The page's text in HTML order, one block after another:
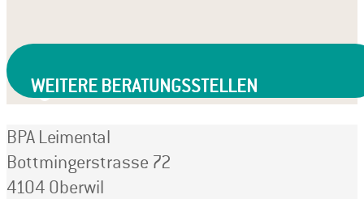
WEITERE BERATUNGSSTELLEN
BPA Leimental
Bottmingerstrasse 72
4104 Oberwil